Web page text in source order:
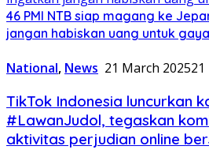
46 PMI NTB siap magang ke
jangan habiskan uang untuk
National, News 21 March 202521
TikTok Indonesia luncurkan
#LawanJudol, tegaskan
aktivitas perjudian online